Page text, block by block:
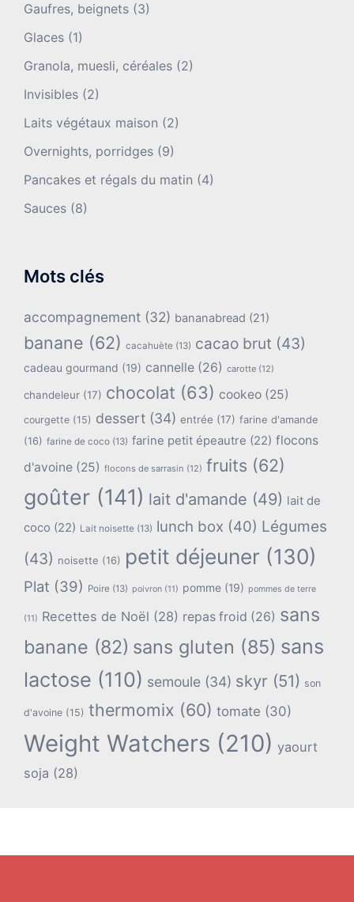
Gaufres, beignets (3)
Glaces (1)
Granola, muesli, céréales (2)
Invisibles (2)
Laits végétaux maison (2)
Overnights, porridges (9)
Pancakes et régals du matin (4)
Sauces (8)
Mots clés
accompagnement (32) bananabread (21)
banane (62) cacahuète (13) cacao brut (43)
cadeau gourmand (19) cannelle (26) carotte (12)
chandeleur (17) chocolat (63) cookeo (25)
courgette (15) dessert (34) entrée (17) farine d'amande
(16) farine de coco (13) farine petit épeautre (22) flocons
d'avoine (25) flocons de sarrasin (12) fruits (62)
goûter (141) lait d'amande (49) lait de
coco (22) Lait noisette (13) lunch box (40) Légumes
(43) noisette (16) petit déjeuner (130)
Plat (39) Poire (13) poivron (11) pomme (19) pommes de terre
(11) Recettes de Noël (28) repas froid (26) sans
banane (82) sans gluten (85) sans
lactose (110) semoule (34) skyr (51) son
d'avoine (15) thermomix (60) tomate (30)
Weight Watchers (210) yaourt
soja (28)